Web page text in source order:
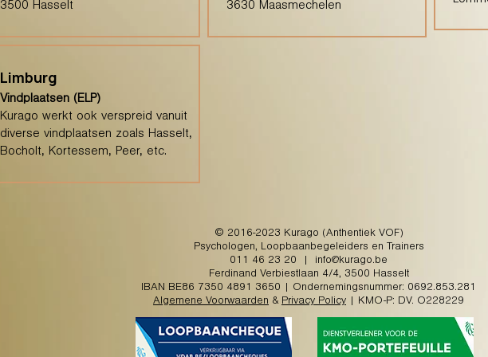
3500 Hasselt
Limburg
Vindplaatsen (ELP)
Kurago werkt ook verspreid vanuit
diverse vindplaatsen zoals Hasselt,
Bocholt, Kortessem, Peer, etc.
3630 Maasmechelen
© 2016-2023 Kurago (Anthentiek VOF)
Psychologen, Loopbaanbegeleiders en Trainers
011 46 23 20
info@kurago.be
Ferdinand Verbiestlaan 4/4, 3500 Hasselt
IBAN BE86 7350 4891 3650 | Ondernemingsnummer: 0692.853.281
Algemene Voorwaarden & Privacy Policy | KMO-P: DV. O228229